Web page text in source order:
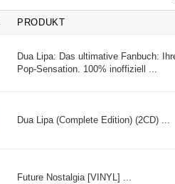
PRODUKT
Dua Lipa: Das ultimative Fanbuch:
Pop-Sensation. 100% inoffiziell ...
Dua Lipa (Complete Edition) (2CD) ...
Future Nostalgia [VINYL] ...